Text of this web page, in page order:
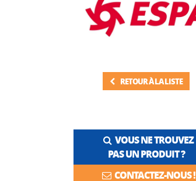
RETOUR À LA LISTE
VOUS NE TROUVEZ
PAS UN PRODUIT ?
CONTACTEZ-NOUS !